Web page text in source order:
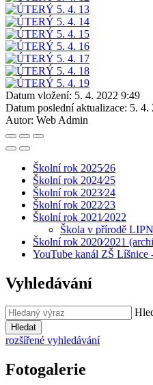
Datum vložení: 5. 4. 2022 9:49
Datum poslední aktualizace: 5. 4.
Autor: Web Admin
Školní rok 2025⁄26
Školní rok 2024⁄25
Školní rok 2023⁄24
Školní rok 2022⁄23
Školní rok 2021⁄2022
Škola v přírodě
Školní rok 2020⁄2021
YouTube kanál ZŠ Líšnice
Vyhledávání
Hledat
rozšířené vyhledávání
Fotogalerie